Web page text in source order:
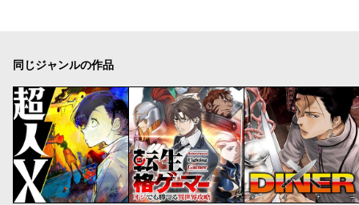
同じジャンルの作品